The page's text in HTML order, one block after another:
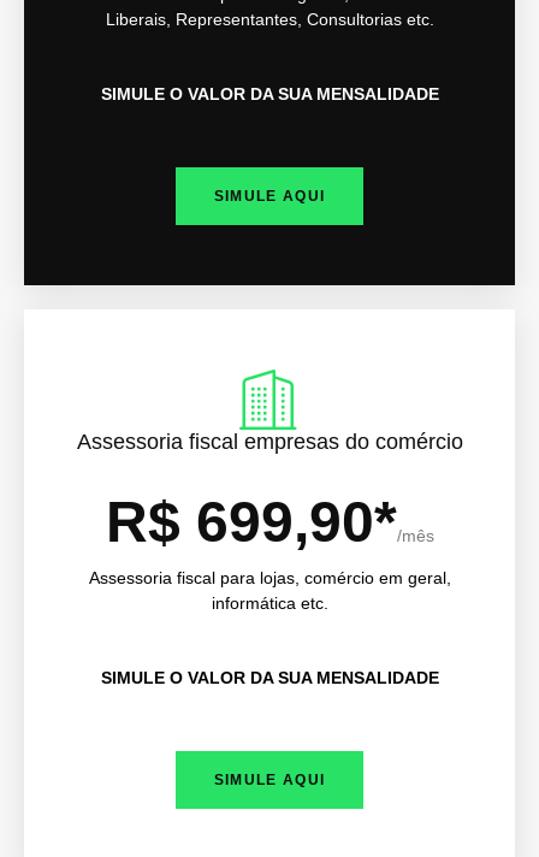
Liberais, Representantes, Consultorias etc.
SIMULE O VALOR DA SUA MENSALIDADE
SIMULE AQUI
Assessoria fiscal empresas do comércio
R$ 699,90*/mês
Assessoria fiscal para lojas, comércio em geral,
informática etc.
SIMULE O VALOR DA SUA MENSALIDADE
SIMULE AQUI